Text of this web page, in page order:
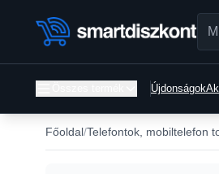
Újdonságok
Főoldal Telefontok, mobiltelefon